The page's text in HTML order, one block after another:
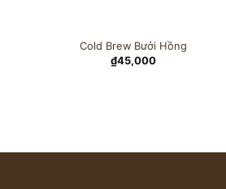
Cold Brew Bưởi Hồng
₫45,000